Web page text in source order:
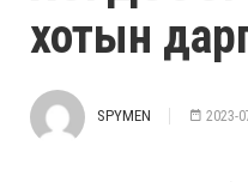
хотын
SPYMEN 2023-